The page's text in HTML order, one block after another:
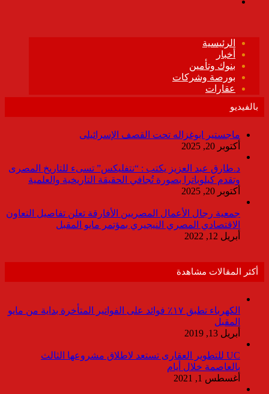
بالفيديو
ماجستير ابوغزاله تحت القصف الإسرائيلى
أكتوبر 20, 2025
د.طارق عبد العزيز يكتب : “نتفليكس” تسىء للتاريخ المصرى
وتقدم كيلوباترا بصورة تُجافي الحقيقة التاريخية والعلمية
أكتوبر 20, 2025
جمعية رجال الأعمال المصريين الأفارقة تعلن تفاصيل التعاون
الاقتصادي المصري النيجيري بمؤتمر مايو المقبل
أبريل 12, 2022
أكثر المقالات مشاهدة
الكهرباء تطبق ١٧٪ فوائد على الفواتير المتأخرة بداية من مايو
المقبل
أبريل 13, 2019
UC للتطوير العقارى تستعد لاطلاق مشروعها الثالث
بالعاصمة خلال أيام
أغسطس 1, 2021